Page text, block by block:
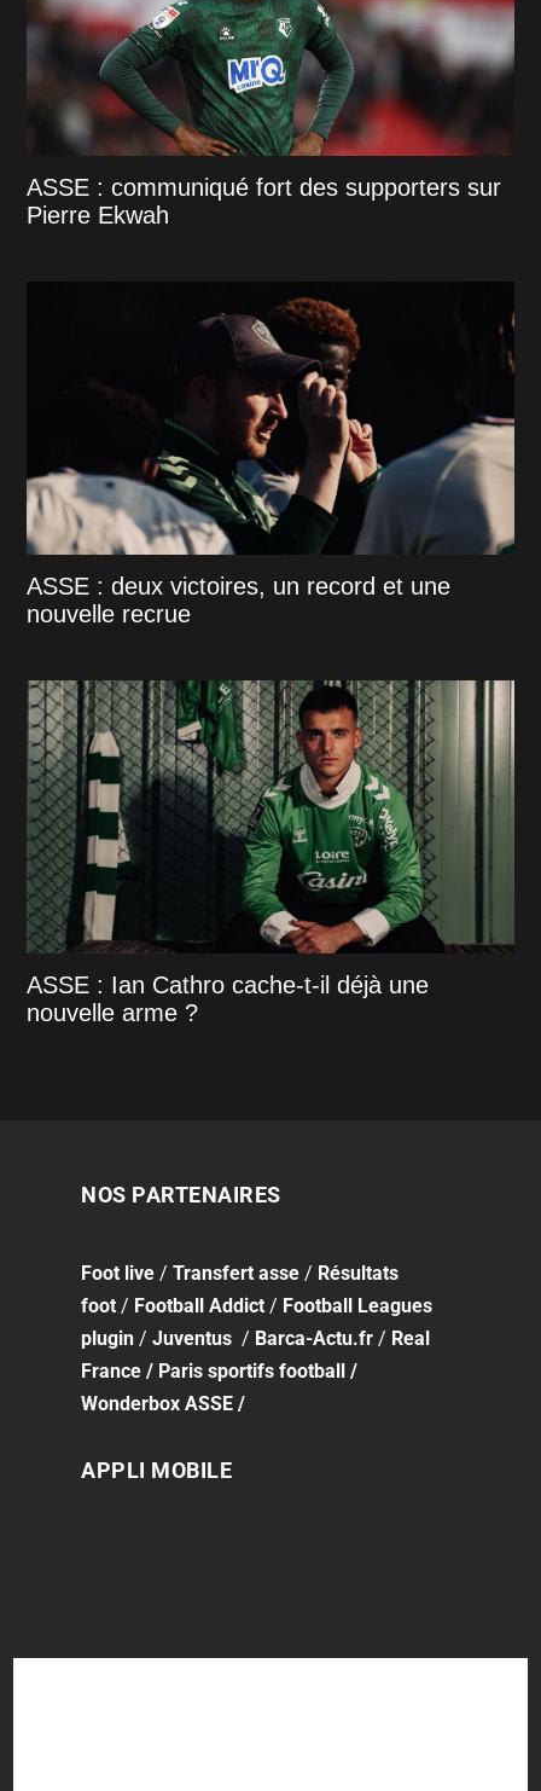
ASSE : communiqué fort des supporters sur
Pierre Ekwah
ASSE : deux victoires, un record et une
nouvelle recrue
ASSE : Ian Cathro cache-t-il déjà une
nouvelle arme ?
NOS PARTENAIRES
Foot live /Transfert asse / Résultats
foot / Football Addict / Football Leagues
plugin /Juventus / Barca-Actu.fr / Real
France / Paris sportifs football /
Wonderbox ASSE /
APPLI MOBILE